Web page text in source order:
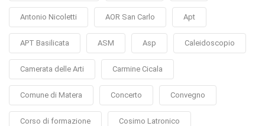
Antonio Nicoletti AOR San Carlo Apt
APT Basilicata ASM Asp Caleidoscopio
Camerata delle Arti Carmine Cicala
Comune di Matera Concerto Convegno
Corso di formazione Cosimo Latronico